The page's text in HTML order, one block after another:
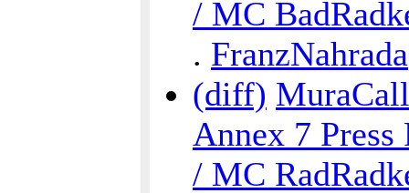
/ MC
. FranzNahrada
(diff)
Annex 7 Press
/ MC